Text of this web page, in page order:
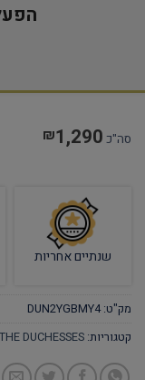
הפעלת
סה"כ ₪1,290
שנתיים אחריות
מק"ט:DUN2YGBMY4
קטגוריות: THE DUCHESSES